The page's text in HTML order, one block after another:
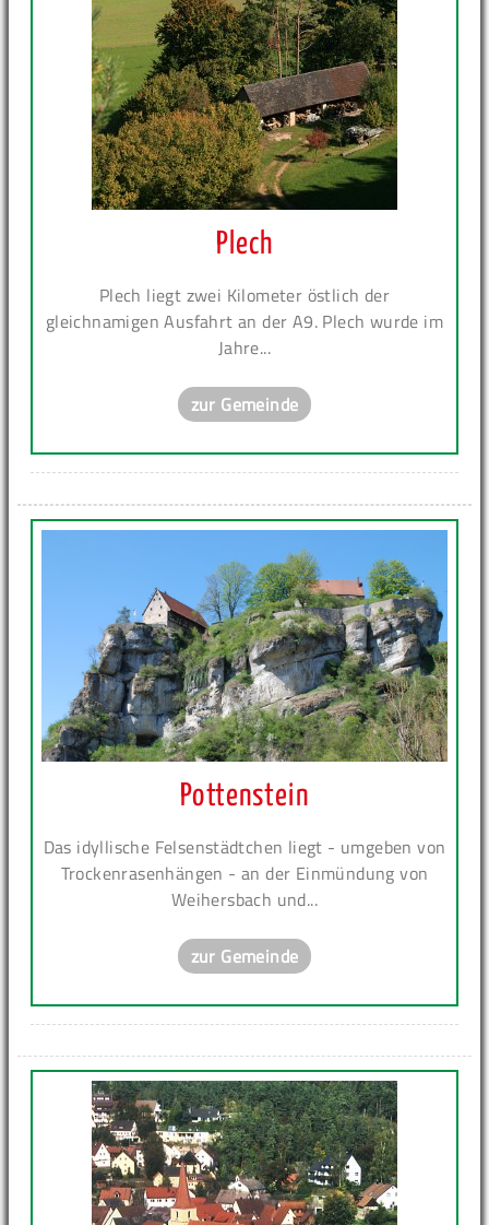
Plech
Plech liegt zwei Kilometer östlich der
gleichnamigen Ausfahrt an der A9. Plech wurde im
Jahre...
zur Gemeinde
Pottenstein
Das idyllische Felsenstädtchen liegt - umgeben von
Trockenrasenhängen - an der Einmündung von
Weihersbach und...
zur Gemeinde